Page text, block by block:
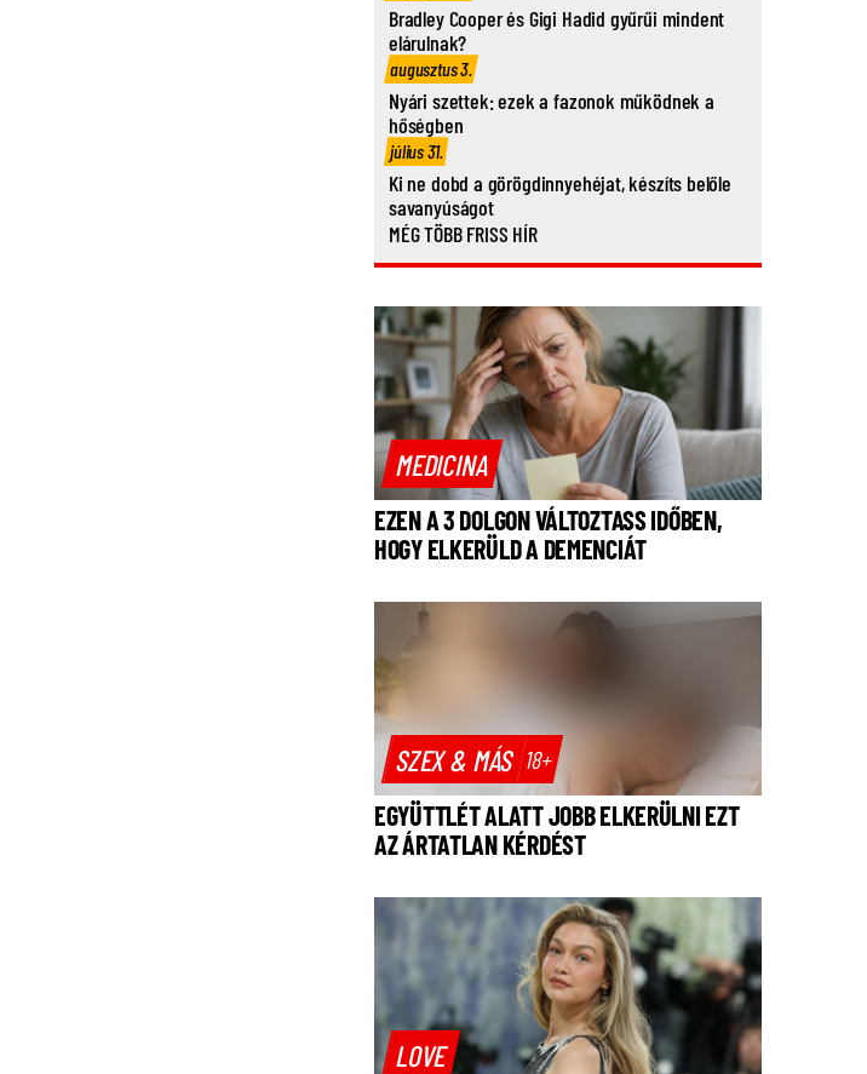
Bradley Cooper és Gigi Hadid gyűrűi mindent
elárulnak?
augusztus 3.
Nyári szettek: ezek a fazonok működnek a
hőségben
július 31.
Ki ne dobd a görögdinnyehéjat, készíts belőle
savanyúságot
MÉG TÖBB FRISS HÍR
MEDICINA
EZEN A 3 DOLGON VÁLTOZTASS IDŐBEN,
HOGY ELKERÜLD A DEMENCIÁT
SZEX & MÁS 18+
EGYÜTTLÉT ALATT JOBB ELKERÜLNI EZT
AZ ÁRTATLAN KÉRDÉST
LOVE